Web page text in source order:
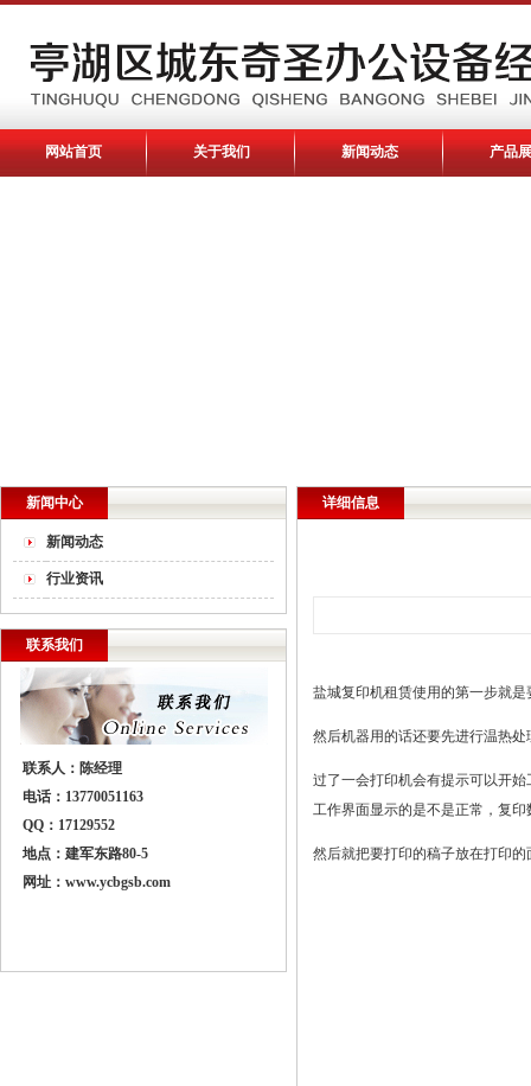
网站首页 关于我们 新闻动态 产品
新闻中心
新闻动态
行业资讯
联系我们
联系人：陈经理
电话：13770051163
QQ：17129552
地点：建军东路80-5
网址： www.ycbgsb.com
详细信息
盐城复印机租赁使用的第一步就
然后机器用的话还要先进行温热
过了一会打印机会有提示可以开
工作界面显示的是不是正常，复印
然后就把要打印的稿子放在打印